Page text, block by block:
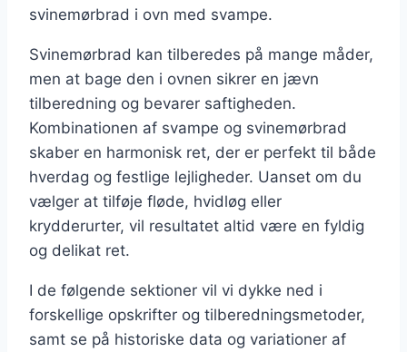
svinemørbrad i ovn med svampe.
Svinemørbrad kan tilberedes på mange måder,
men at bage den i ovnen sikrer en jævn
tilberedning og bevarer saftigheden.
Kombinationen af svampe og svinemørbrad
skaber en harmonisk ret, der er perfekt til både
hverdag og festlige lejligheder. Uanset om du
vælger at tilføje fløde, hvidløg eller
krydderurter, vil resultatet altid være en fyldig
og delikat ret.
I de følgende sektioner vil vi dykke ned i
forskellige opskrifter og tilberedningsmetoder,
samt se på historiske data og variationer af